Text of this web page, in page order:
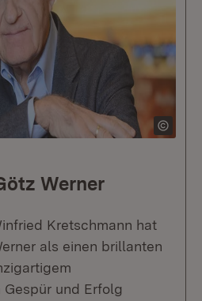
Werner
Kretschmann hat
als einen brillanten
und Erfolg